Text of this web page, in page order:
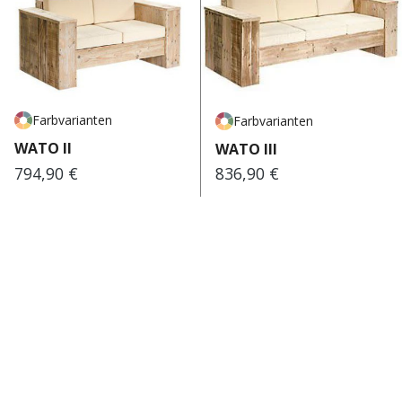
Farbvarianten
WATO II
Regulärer Preis:
794,90 €
Farbvarianten
WATO III
Regulärer Preis:
836,90 €